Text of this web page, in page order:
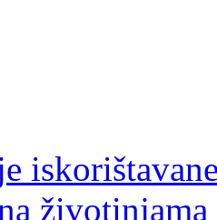
životinjama